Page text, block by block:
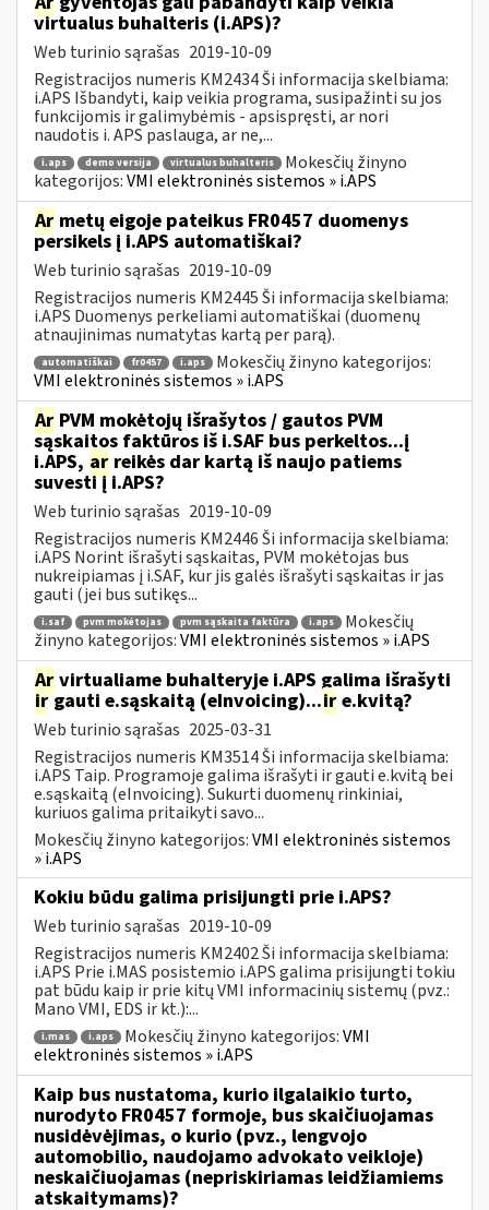
virtualus buhalteris (i.APS)?
Web turinio sąrašas 2019-10-09
Registracijos numeris KM2434 Ši informacija skelbiama:
i.APS Išbandyti, kaip veikia programa, susipažinti su jos
funkcijomis ir galimybėmis - apsispręsti, ar nori
naudotis i. APS paslauga, ar ne,...
i.aps demo versija virtualus buhalteris
Mokesčių žinyno
kategorijos:VMI elektroninės sistemos » i.APS
Ar metų eigoje pateikus FR0457 duomenys
persikels į i.APS automatiškai?
Web turinio sąrašas 2019-10-09
Registracijos numeris KM2445 Ši informacija skelbiama:
i.APS Duomenys perkeliami automatiškai (duomenų
atnaujinimas numatytas kartą per parą).
automatiškai fr0457 i.aps
Mokesčių žinyno kategorijos:
VMI elektroninės sistemos » i.APS
Ar PVM mokėtojų išrašytos / gautos PVM
sąskaitos faktūros iš i.SAF bus perkeltos...į
i.APS, ar reikės dar kartą iš naujo patiems
suvesti į i.APS?
Web turinio sąrašas 2019-10-09
Registracijos numeris KM2446 Ši informacija skelbiama:
i.APS Norint išrašyti sąskaitas, PVM mokėtojas bus
nukreipiamas į i.SAF, kur jis galės išrašyti sąskaitas ir jas
gauti (jei bus sutikęs...
i.saf pvm mokėtojas pvm sąskaita faktūra i.aps
Mokesčių
žinyno kategorijos:VMI elektroninės sistemos » i.APS
Ar virtualiame buhalteryje i.APS galima išrašyti
irgauti e.sąskaitą (eInvoicing)...ir e.kvitą?
Web turinio sąrašas 2025-03-31
Registracijos numeris KM3514 Ši informacija skelbiama:
i.APS Taip. Programoje galima išrašyti ir gauti e.kvitą bei
e.sąskaitą (eInvoicing). Sukurti duomenų rinkiniai,
kuriuos galima pritaikyti savo...
Mokesčių žinyno kategorijos:VMI elektroninės sistemos
» i.APS
Kokiu būdu galima prisijungti prie i.APS?
Web turinio sąrašas 2019-10-09
Registracijos numeris KM2402 Ši informacija skelbiama:
i.APS Prie i.MAS posistemio i.APS galima prisijungti tokiu
pat būdu kaip ir prie kitų VMI informacinių sistemų (pvz.:
Mano VMI, EDS ir kt.):...
i.mas i.aps Mokesčių žinyno kategorijos:VMI
elektroninės sistemos » i.APS
Kaip bus nustatoma, kurio ilgalaikio turto,
nurodyto FR0457 formoje, bus skaičiuojamas
nusidėvėjimas, o kurio (pvz., lengvojo
automobilio, naudojamo advokato veikloje)
neskaičiuojamas (nepriskiriamas leidžiamiems
atskaitymams)?